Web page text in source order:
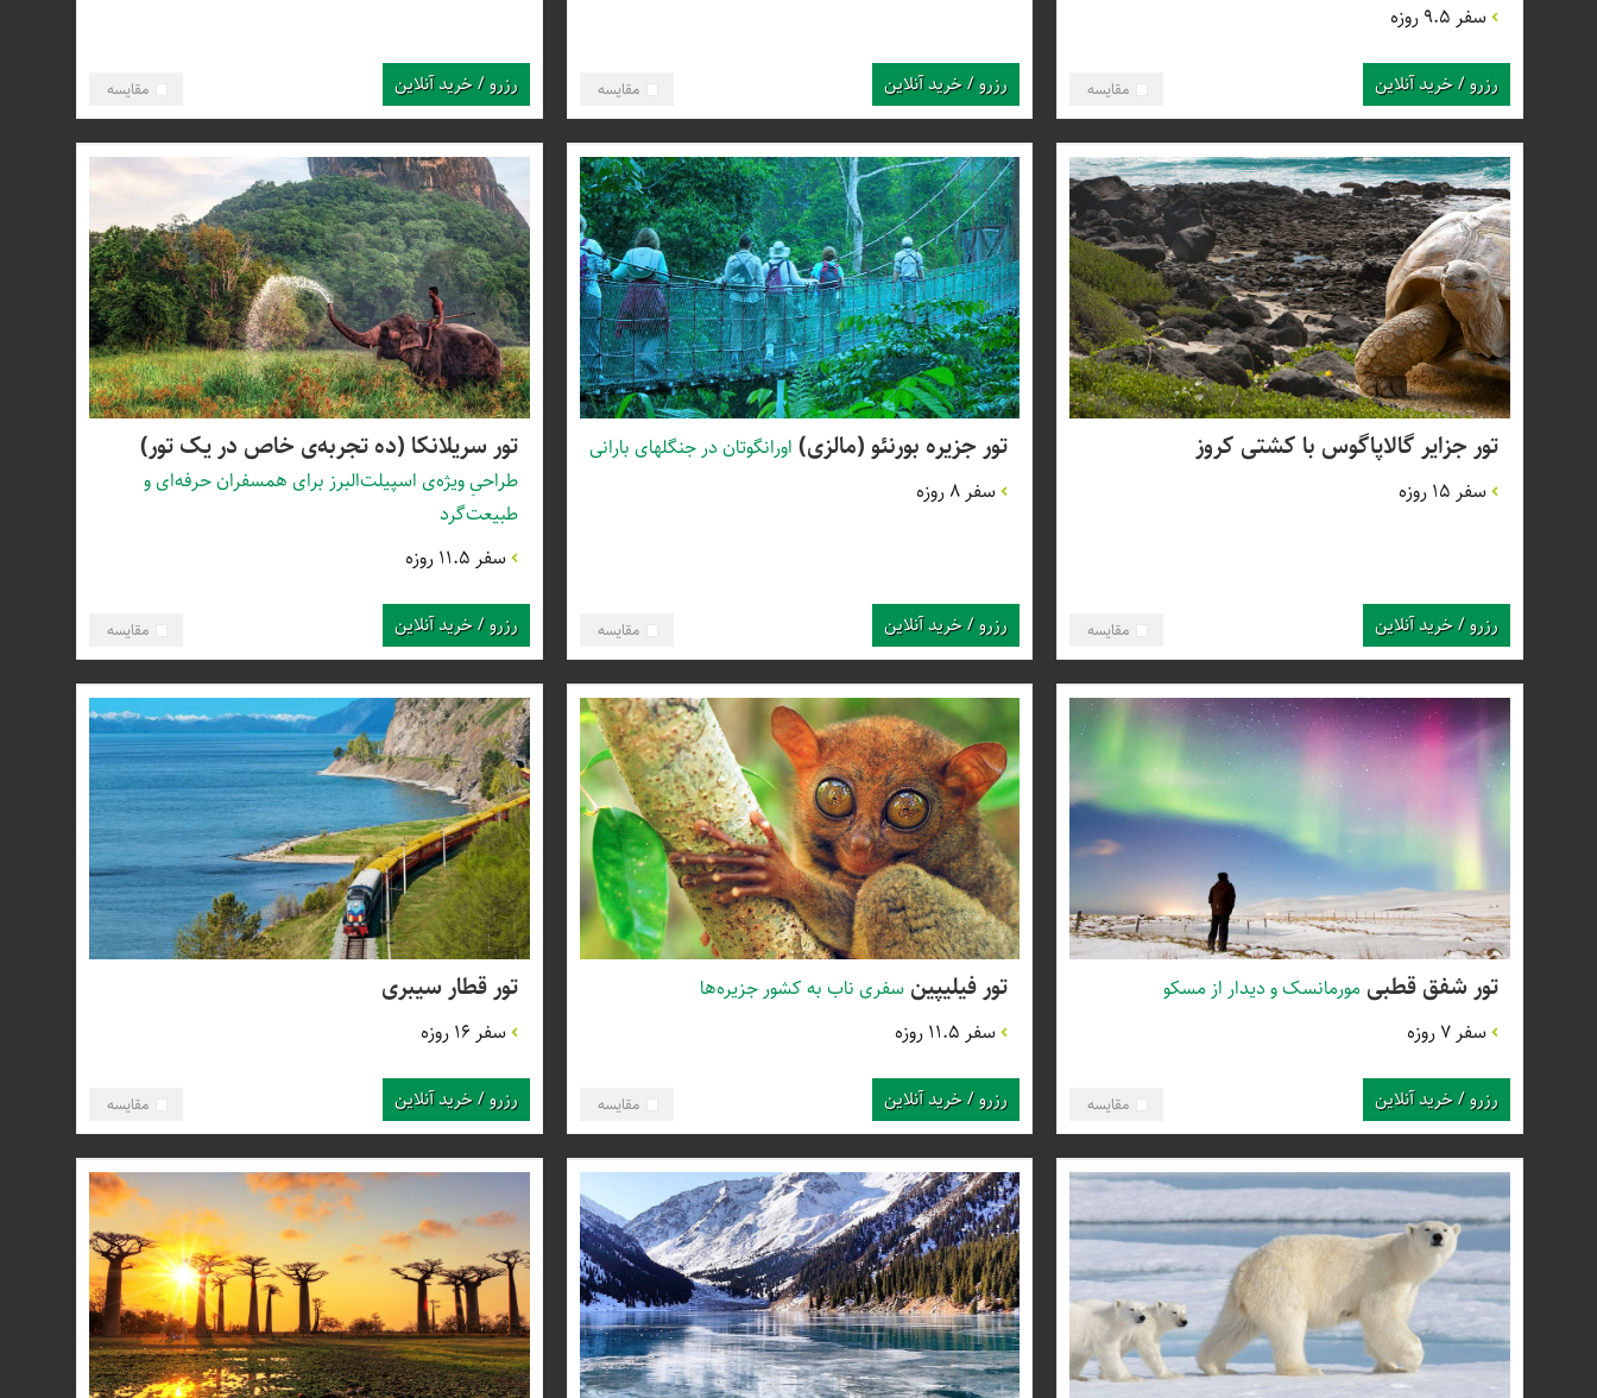
سفر 9.5 روزه
مقایسه رزرو / خرید آنلاین مقایسه رزرو / خرید آنلاین مقایسه رزرو / خرید آنلاین
تور جزایر گالاپاگوس با کشتی کروز
سفر 15 روزه
مقایسه رزرو / خرید آنلاین
تور جزیره بورنئو (مالزی) اورانگوتان در جنگلهای بارانی
سفر 8 روزه
مقایسه رزرو / خرید آنلاین
تور سریلانکا (ده تجربه‌ی خاص در یک تور)
طراحیِ ویژه‌ی اسپیلت‌البرز برای همسفران حرفه‌ای و
طبیعت‌گرد
سفر 11.5 روزه
مقایسه رزرو / خرید آنلاین
تور شفق قطبی مورمانسک و دیدار از مسکو
سفر 7 روزه
مقایسه رزرو / خرید آنلاین
تور فیلیپین سفری‌ ناب به کشور جزیره‌ها
سفر 11.5 روزه
مقایسه رزرو / خرید آنلاین
تور قطار سیبری
سفر 16 روزه
مقایسه رزرو / خرید آنلاین